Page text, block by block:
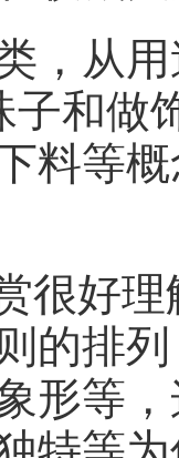
，从用
子和做
料等
很好
的排
形等